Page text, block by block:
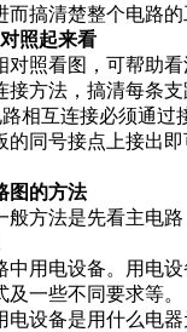
而搞清楚整个电路的
照起来看
对照看图，可帮助
接方法，搞清每条
相互连接必须通
的同号接点上接出
图的方法
般方法是先看主电
中用电设备。用电
一些不同要求等。
电设备是用什么电